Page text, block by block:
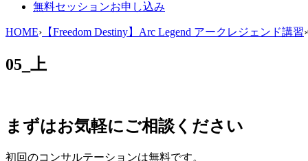
無料セッションお申し込み
HOME› 【Freedom Destiny】Arc Legend アークレジェンド講習›
05_上
まずはお気軽にご相談ください
初回のコンサルテーションは無料です。